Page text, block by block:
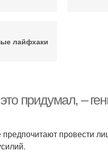
лайфхаки
придумал, –
провести